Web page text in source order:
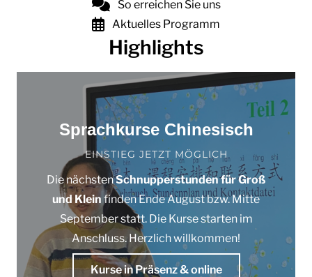
So erreichen Sie uns
Aktuelles Programm
Highlights
Sprachkurse Chinesisch
EINSTIEG JETZT MÖGLICH
Die nächstenSchnupperstunden für Groß
und Klein finden Ende August bzw. Mitte
September statt. Die Kurse starten im
Anschluss. Herzlich willkommen!
Kurse in Präsenz & online